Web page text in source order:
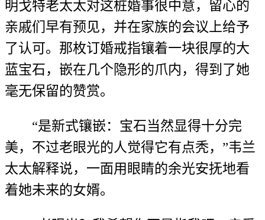
明戈特老太太对这桩婚事很中意，留心的
亲戚们早有预见，并在家族的会议上给予
了认可。那枚订婚戒指镶着一块很厚的大
蓝宝石，嵌在几个隐形的爪内，得到了她
毫无保留的赞赏。
“是新式镶嵌：宝石当然显得十分完
美，不过老眼光的人觉得它有点秃，”韦兰
太太解释说，一面用眼睛的余光安抚地看
着她未来的女婿。